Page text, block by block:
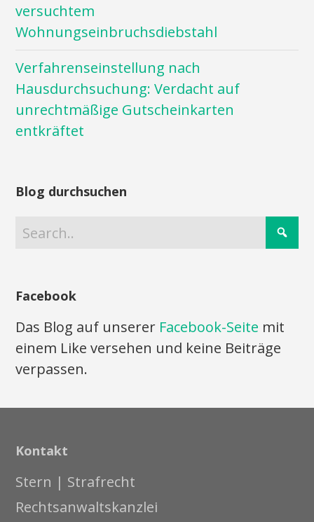
versuchtem
Wohnungseinbruchsdiebstahl
Verfahrenseinstellung nach
Hausdurchsuchung: Verdacht auf
unrechtmäßige Gutscheinkarten
entkräftet
Blog durchsuchen
Facebook
Das Blog auf unserer Facebook-Seite mit
einem Like versehen und keine Beiträge
verpassen.
Kontakt
Stern | Strafrecht
Rechtsanwaltskanzlei